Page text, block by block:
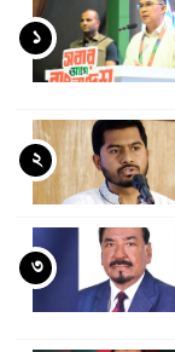
১
২
৩